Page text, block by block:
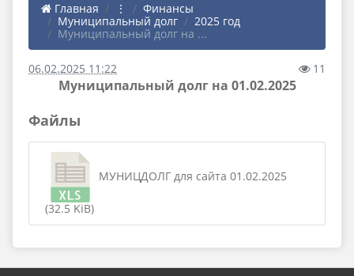
Главная ⋮
Финансы
Муниципальный долг
2025 год
Муниципальный долг на ...
06.02.2025 11:22 11
Муниципальный долг на 01.02.2025
Файлы
МУНИЦДОЛГ для сайта 01.02.2025
(32.5 KiB)